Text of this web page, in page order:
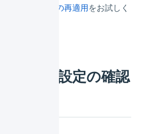
商品エイリアスの再適用をお試しく
リアスの設定の確認